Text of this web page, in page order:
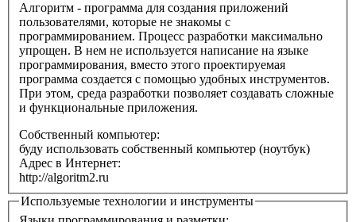
Алгоритм - программа для создания приложений
пользователями, которые не знакомы c
программированием. Процесс разработки максимально
упрощен. В нем не используется написание на языке
программирования, вместо этого проектируемая
программа создается с помощью удобных инструментов.
При этом, среда разработки позволяет создавать сложные
и функциональные приложения.
Собственный компьютер:
буду использовать собственный компьютер (ноутбук)
Адрес в Интернет:
http://algoritm2.ru
Используемые технологии и инструменты